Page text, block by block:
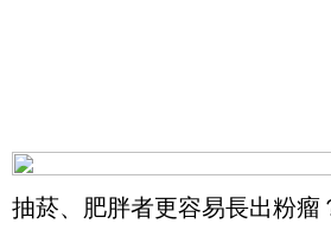
抽菸、肥胖者更容易長出粉瘤